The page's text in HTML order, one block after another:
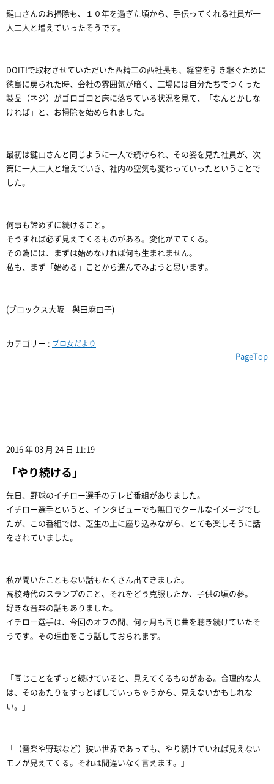
鍵山さんのお掃除も、１０年を過ぎた頃から、手伝ってくれる社員が一
人二人と増えていったそうです。
DOIT!で取材させていただいた西精工の西社長も、経営を引き継ぐために
徳島に戻られた時、会社の雰囲気が暗く、工場には自分たちでつくった
製品（ネジ）がゴロゴロと床に落ちている状況を見て、「なんとかしな
ければ」と、お掃除を始められました。
最初は鍵山さんと同じように一人で続けられ、その姿を見た社員が、次
第に一人二人と増えていき、社内の空気も変わっていったということで
した。
何事も諦めずに続けること。
そうすれば必ず見えてくるものがある。変化がでてくる。
その為には、まずは始めなければ何も生まれません。
私も、まず「始める」ことから進んでみようと思います。
(ブロックス大阪 與田麻由子)
カテゴリー : ブロ女だより
PageTop
2016 年 03 月 24 日 11:19
「やり続ける」
先日、野球のイチロー選手のテレビ番組がありました。
イチロー選手というと、インタビューでも無口でクールなイメージでし
たが、この番組では、芝生の上に座り込みながら、とても楽しそうに話
をされていました。
私が聞いたこともない話もたくさん出てきました。
高校時代のスランプのこと、それをどう克服したか、子供の頃の夢。
好きな音楽の話もありました。
イチロー選手は、今回のオフの間、何ヶ月も同じ曲を聴き続けていたそ
うです。その理由をこう話しておられます。
「同じことをずっと続けていると、見えてくるものがある。合理的な人
は、そのあたりをすっとばしていっちゃうから、見えないかもしれな
い。」
「（音楽や野球など）狭い世界であっても、やり続けていれば見えない
モノが見えてくる。それは間違いなく言えます。」